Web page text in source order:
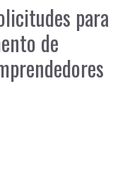
para
de